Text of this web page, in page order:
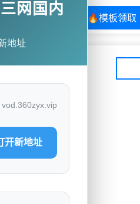
🎉演示站 🔥模板领取
网国内
地址
vod.360zyx.vip
开新地址